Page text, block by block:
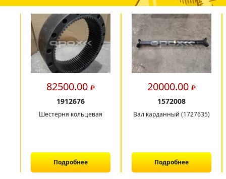
82500.00
1912676
Шестерня кольцевая
Подробнее
20000.00
1572008
Вал карданный (1727635)
Подробнее